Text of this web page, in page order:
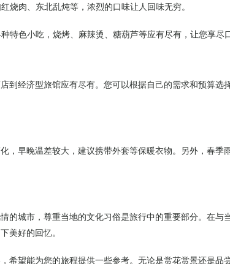
烧肉、东北乱炖等，浓烈的口味让人回味无穷。
特色小吃，烧烤、麻辣烫、糖葫芦等应有尽有，让您享尽口
到经济型旅馆应有尽有。您可以根据自己的需求和预算选
，早晚温差较大，建议携带外套等保暖衣物。另外，春季
的城市，尊重当地的文化习俗是旅行中的重要部分。在与
美好的回忆。
希望能为您的旅程提供一些参考。无论是赏花赏景还是品